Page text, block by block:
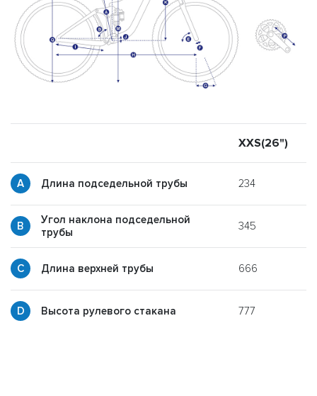
XXS(26")
Длина подседельной трубы 234
Угол наклона подседельной
трубы
345
Длина верхней трубы 666
Высота рулевого стакана 777